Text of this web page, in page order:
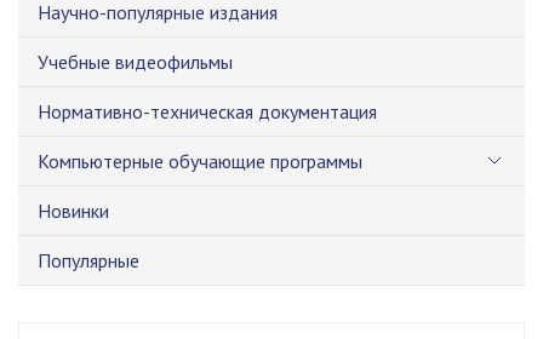
Научно-популярные издания
Учебные видеофильмы
Нормативно-техническая документация
Компьютерные обучающие программы
Новинки
Популярные